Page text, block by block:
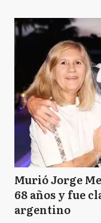
Murió Jorge
68 años y fue
argentino